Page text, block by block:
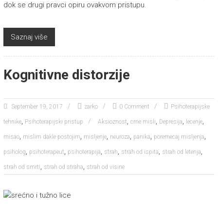
dok se drugi pravci opiru ovakvom pristupu.
Saznaj više
Kognitivne distorzije
September 19, 2017 zarko 0 Comment Psihoterapijske
tehnike, Psihoterapijski pristup Aksioznost, crne misli, Depresija, lecenje,
misao, mislim dakle postojim, misljenje, neuroza, panika, poremecaj misljenja,
psiholog, psihoterapeut, psihoterapija, strah, strah od ispita, strah od letenja,
strah od smrti, strah od straha, strah od visine